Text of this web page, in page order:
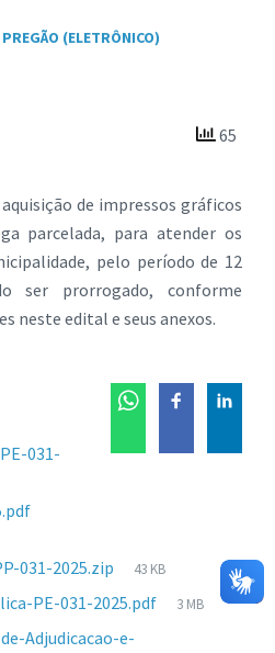
PREGÃO (ELETRÔNICO)
65
de impressos gráficos
parcelada, para atender os
pelo período de 12
ser prorrogado, conforme
neste edital e seus anexos.
031-
031-2025.zip
Tamanho
arquivo:
43 KB
PE-031-2025.pdf
Tamanho
3 MB
Adjudicacao-e-